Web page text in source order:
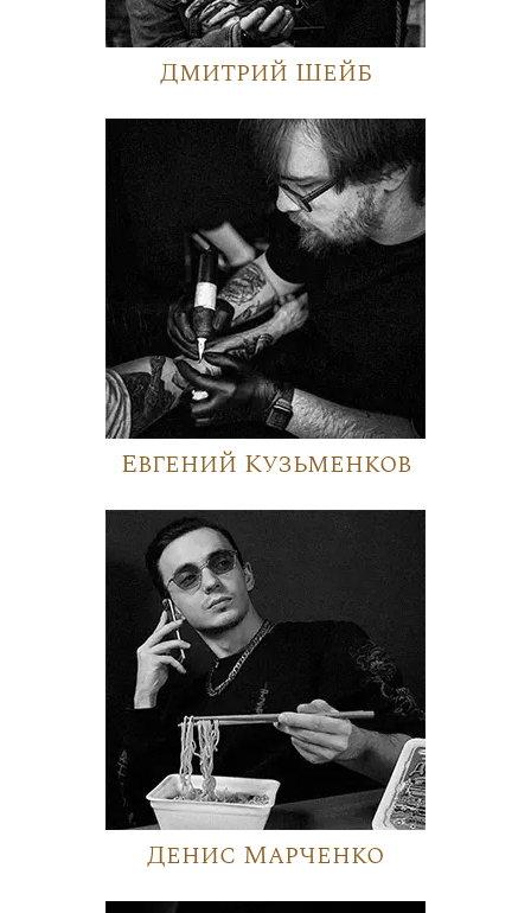
Дмитрий Шейб
Евгений Кузьменков
Денис Марченко